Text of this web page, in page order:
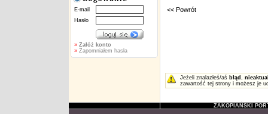
E-mail
Hasło
» Załóż konto
» Zapomniałem hasła
<< Powrót
Jeżeli znalazłeś/aś błąd ,
zawartość tej strony i możesz je
ZAKOPIAŃSKI